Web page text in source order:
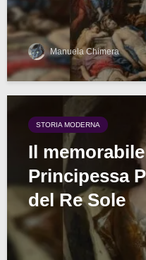
Manuela Chimera
STORIA MODERNA
Il
Principessa
del Re Sole